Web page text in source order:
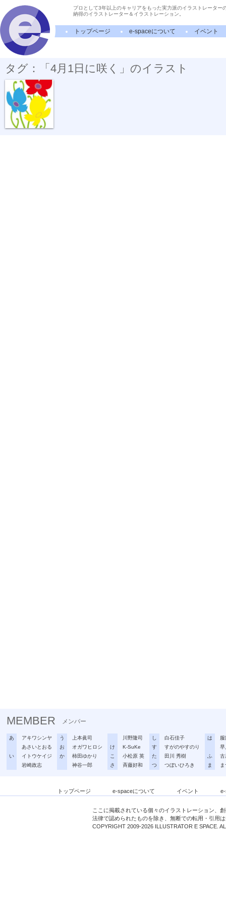
プロとして3年以上のキャリアをもった実力派のイラストレーター
納得のイラストレーター＆イラストレーション。
トップページ e-spaceについて イベント
タグ：「4月1日に咲く」のイラスト
４月１日に咲く
MEMBER メンバー
あ
アキワシンヤ
あさいとおる
い
イトウケイジ
岩崎政志
う
上本眞司
お
オガワヒロシ
か
柿田ゆかり
神谷一郎
川野隆司
け
K-SuKe
こ
小松原 英
さ
斉藤好和
し
白石佳子
す
すがのやすのり
た
田川 秀樹
つ
つぼいひろき
は
早
ふ
古
ま
トップページ e-spaceについて イベント
ここに掲載されている個々のイラストレーション、
法律で認められたものを除き、無断での転用・引用
COPYRIGHT 2009-2026 ILLUSTRATOR E SPACE.